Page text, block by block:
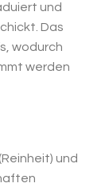
und
Das
wodurch
werden
und